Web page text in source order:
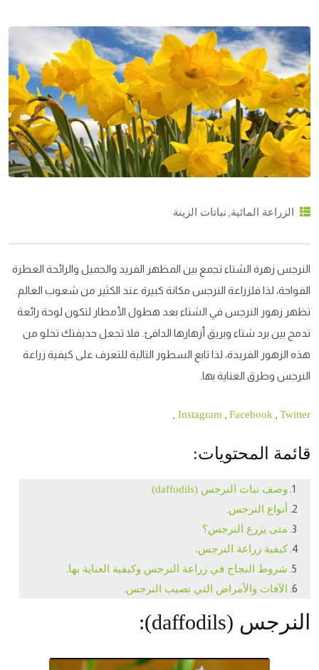
الزراعة المائية نباتات الزينة
النرجس زهرة الشتاء تجمع بين المظهر الفريد والجميل والرائحة العطرة
الفواحة، لذا فلزراعة النرجس مكانة كبيرة عند الكثير من شعوب العالم.
تظهر زهور النرجس في الشتاء بعد هطول الأمطار لتكون لوحة رائعة
تدمج بين برد شتاء وبريق أزهارها الدافئ. فلا تجعل حديقتك تخلو من
هذه الزهور الفريدة، لذا تابع السطور التالية للتعرف على كيفية زراعة
النرجس وطرق العناية بها.
Instagram Facebook Twitter
قائمة المحتويات:
وصف نبات النرجس (daffodils)
أنواع النرجس
متى يزرع النرجس؟
كيفية زراعة النرجس.
شروط النجاح في زراعة النرجس وكيفية العناية بها
الآفات والأمراض التي تصيب النرجس
النرجس (daffodils):